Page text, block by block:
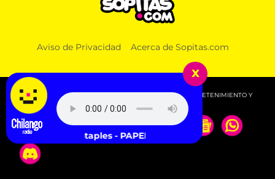
Aviso de Privacidad Acerca de Sopitas.com
© 2026 SOPITAS.COM - MÚSICA, NOTICIAS, DEPORTES, ENTRETENIMIENTO Y
MÁS!.
x
Vince Staples - PAPERCUTS